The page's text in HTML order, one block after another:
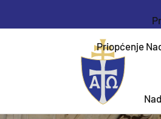
Priopćenje